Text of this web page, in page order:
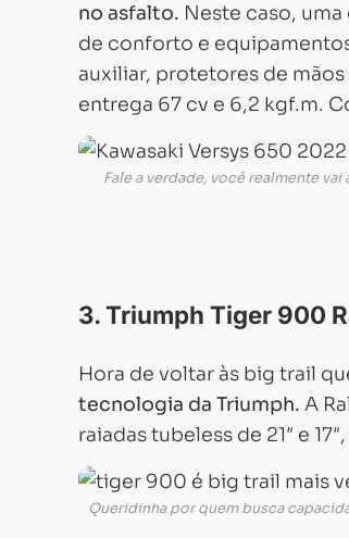
no asfalto. Neste caso,
de conforto e
auxiliar, protetores de
entrega 67 cv e 6,2 kgf.m.
Fale a verdade, você realmente
3. Triumph Tiger 900
Hora de voltar às big trail
tecnologia da Triumph. A
raiadas tubeless de 21″ e
Queridinha por quem busca